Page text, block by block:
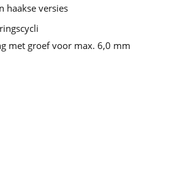
haakse versies
met groef voor max. 6,0 mm